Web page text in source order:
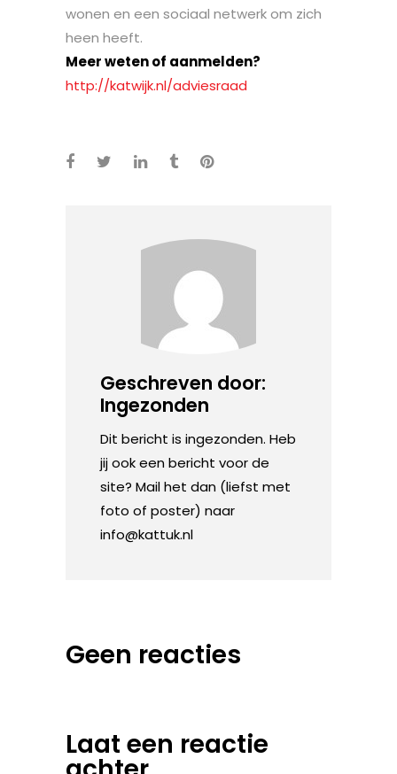
wonen en een sociaal netwerk om zich
heen heeft.
Meer weten of aanmelden?
http://katwijk.nl/adviesraad
Geschreven door:
Ingezonden
Dit bericht is ingezonden. Heb
jij ook een bericht voor de
site? Mail het dan (liefst met
foto of poster) naar
info@kattuk.nl
Geen reacties
Laat een reactie